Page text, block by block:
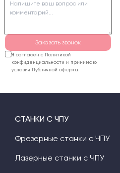
составляет 300-600
рублей в час, а
варьируется от 1000 до
2500 рублей.
Заказать звонок
Я согласен с Политикой
конфиденциальности и принимаю
условия Публичной оферты.
СТАНКИ С ЧПУ
Фрезерные станки с ЧПУ
Лазерные станки с ЧПУ